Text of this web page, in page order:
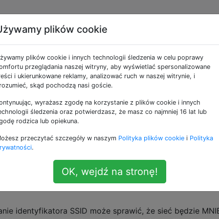
10: Korzystanie z
dane osobowe
SSID nie sprawia, że ​​sieć WIĘCEJ jest bezpieczna, ale
10:
dane osobowe
są MNIEJSZE bezpieczne.
nie daje żadnych dalszych informacji potwierdzających
identyfikatora SSID może sprawić, że sieć będzie
plików cookie
plików cookie i innych technologii śledzenia w celu poprawy
przeglądania naszej witryny, aby wyświetlać spersonalizowane
i ukierunkowane reklamy, analizować ruch w naszej witrynie, i
skąd pochodzą nasi goście.
wyrażasz zgodę na korzystanie z plików cookie i innych
śledzenia oraz potwierdzasz, że masz co najmniej 16 lat lub
rodzica lub opiekuna.
przeczytać szczegóły w naszym Polityka plików cookie i Polityka
.
OK, wejdź na stronę!